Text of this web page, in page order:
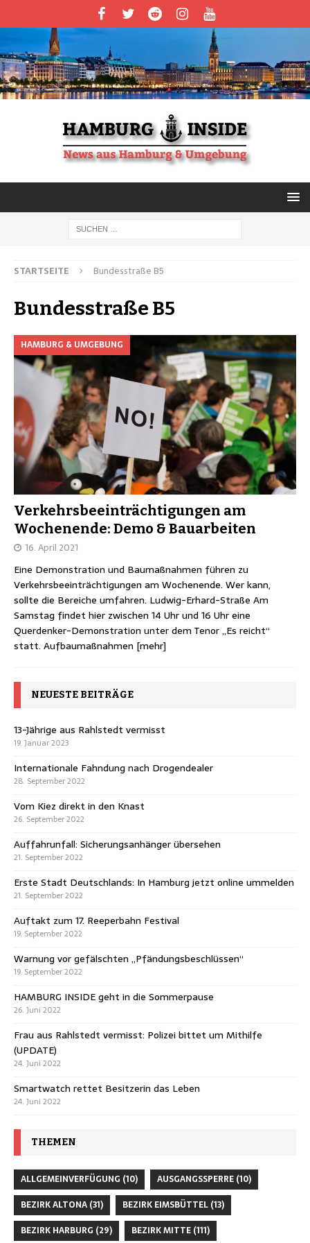
STARTSEITE Bundesstraße B5
Bundesstraße B5
HAMBURG & UMGEBUNG
Verkehrsbeeinträchtigungen am
Wochenende: Demo & Bauarbeiten
16. April 2021
Eine Demonstration und Baumaßnahmen führen zu
Verkehrsbeeinträchtigungen am Wochenende. Wer kann,
sollte die Bereiche umfahren. Ludwig-Erhard-Straße Am
Samstag findet hier zwischen 14 Uhr und 16 Uhr eine
Querdenker-Demonstration unter dem Tenor „Es reicht“
statt. Aufbaumaßnahmen [mehr]
NEUESTE BEITRÄGE
13-Jährige aus Rahlstedt vermisst
19. Januar 2023
Internationale Fahndung nach Drogendealer
28. September 2022
Vom Kiez direkt in den Knast
26. September 2022
Auffahrunfall: Sicherungsanhänger übersehen
21. September 2022
Erste Stadt Deutschlands: In Hamburg jetzt online ummelden
21. September 2022
Auftakt zum 17. Reeperbahn Festival
19. September 2022
Warnung vor gefälschten „Pfändungsbeschlüssen“
19. September 2022
HAMBURG INSIDE geht in die Sommerpause
26. Juni 2022
Frau aus Rahlstedt vermisst: Polizei bittet um Mithilfe
(UPDATE)
24. Juni 2022
Smartwatch rettet Besitzerin das Leben
24. Juni 2022
THEMEN
ALLGEMEINVERFÜGUNG (10) AUSGANGSSPERRE (10)
BEZIRK ALTONA (31) BEZIRK EIMSBÜTTEL (13)
BEZIRK HARBURG (29) BEZIRK MITTE (111)